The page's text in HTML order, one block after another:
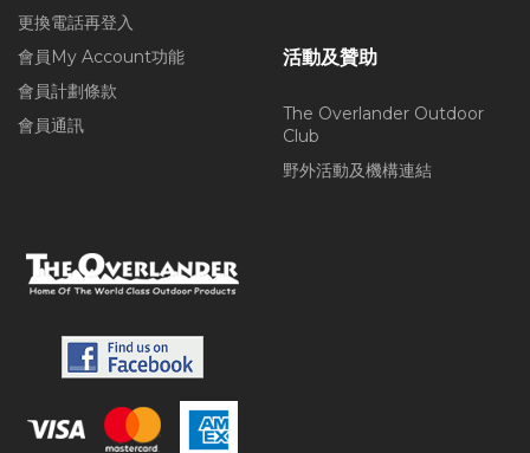
更換電話再登入
會員My Account功能
會員計劃條款
會員通訊
活動及贊助
The Overlander Outdoor
Club
野外活動及機構連結